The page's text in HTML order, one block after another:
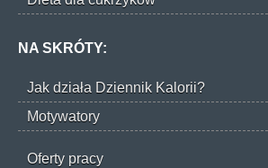
NA SKRÓTY:
Jak działa Dziennik Kalorii?
Motywatory
Oferty pracy